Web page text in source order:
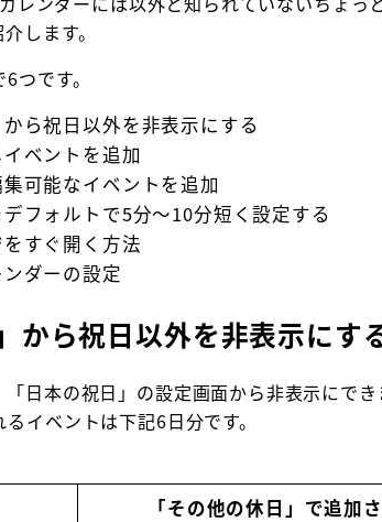
します。
つです。
から祝日以外を非表示にする
ベントを追加
可能なイベントを追加
フォルトで5分〜10分短く設定する
すぐ開く方法
ダーの設定
から祝日以外を非表示にす
日本の祝日」の設定画面から非表示にでき
イベントは下記6日分です。
「その他の休日」で追加